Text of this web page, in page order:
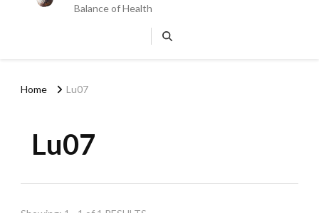
Balance of Health
Home Lu07
Lu07